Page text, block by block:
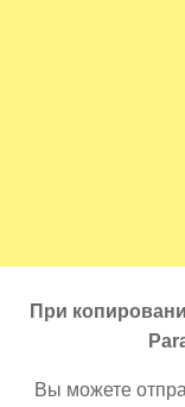
При
Вы можете